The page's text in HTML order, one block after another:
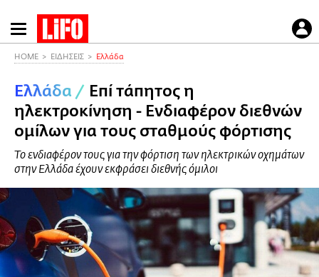
Παράκαμψη
προς
περιεχόμενο
HOME ΕΙΔΗΣΕΙΣ Ελλάδα
Ελλάδα / Επί τάπητος η
ηλεκτροκίνηση - Ενδιαφέρον διεθνών
ομίλων για τους σταθμούς φόρτισης
Το ενδιαφέρον τους για την φόρτιση των ηλεκτρικών οχημάτων
στην Ελλάδα έχουν εκφράσει διεθνής όμιλοι